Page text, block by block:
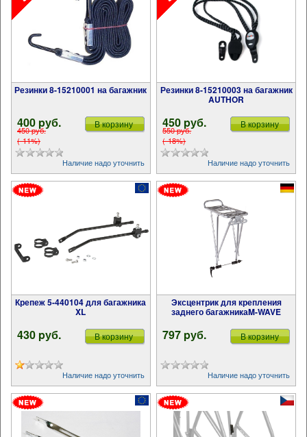
Резинки 8-15210001 на багажник
400 pуб.
450 pуб.
(-11%)
В корзину
Наличие надо уточнить
Резинки 8-15210003 на багажник
AUTHOR
450 pуб.
550 pуб.
(-18%)
В корзину
Наличие надо уточнить
Крепеж 5-440104 для багажника
XL
430 pуб. В корзину
Наличие надо уточнить
Эксцентрик для крепления
заднего багажникаM-WAVE
797 pуб. В корзину
Наличие надо уточнить